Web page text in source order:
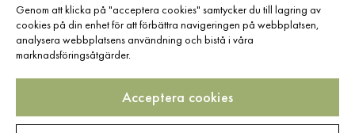
Sortiment
Följ oss
Genom att klicka på "acceptera cookies" samtycker du till lagring av
cookies på din enhet för att förbättra navigeringen på webbplatsen,
analysera webbplatsens användning och bistå i våra
marknadsföringsåtgärder.
Acceptera cookies